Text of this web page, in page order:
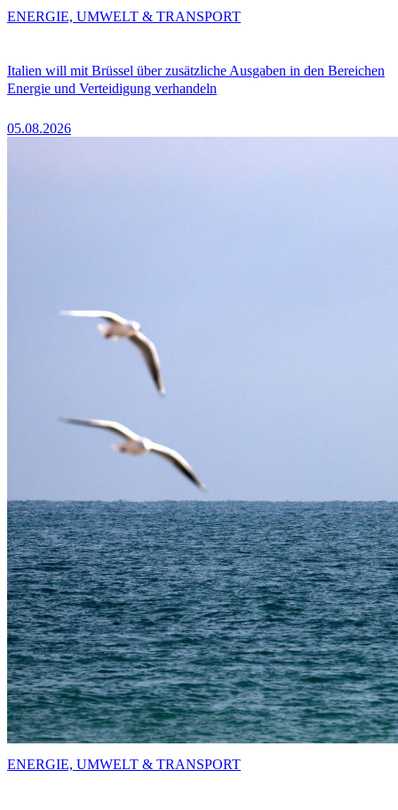
Italien will mit Brüssel über zusätzliche Ausgaben in den Bereichen
Energie und Verteidigung verhandeln
05.08.2026
ENERGIE, UMWELT & TRANSPORT
ENERGIE, UMWELT & TRANSPORT